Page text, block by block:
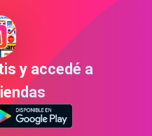
y accedé a